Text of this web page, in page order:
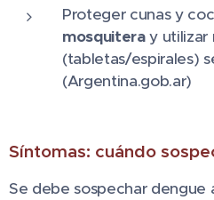
Proteger cunas y
mosquiteray utilizar
(tabletas/espirales)
(Argentina.gob.ar)
Síntomas: cuándo
Se debe sospechar dengue